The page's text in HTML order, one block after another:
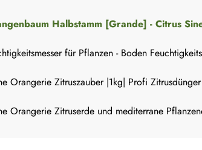
Halbstamm [Grande] - Citrus
für Pflanzen - Boden
Orangerie Zitruszauber |1kg| Profi
Orangerie Zitruserde und mediterrane